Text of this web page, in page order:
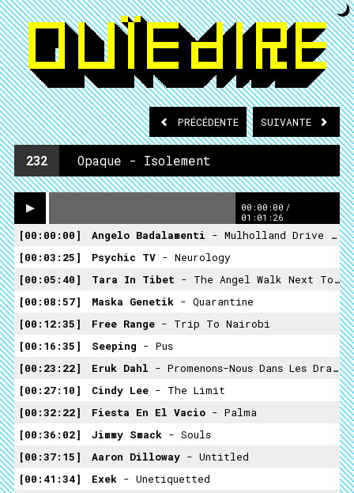
PRÉCÉDENTE SUIVANTE
232 Opaque - Isolement
00:00:00 /
01:01:26
00:00:00 Angelo Badalamenti - Mulholland Drive Theme
00:03:25
Psychic TV - Neurology
00:05:40
Tara In Tibet - The Angel Walk Next To Me
00:08:57
Maska Genetik - Quarantine
00:12:35
Free Range - Trip To Nairobi
00:16:35
Seeping - Pus
00:23:22
Eruk Dahl - Promenons-Nous Dans Les Draps
00:27:10
Cindy Lee - The Limit
00:32:22
Fiesta En El Vacio - Palma
00:36:02
Jimmy Smack - Souls
00:37:15
Aaron Dilloway - Untitled
00:41:34
Exek - Unetiquetted